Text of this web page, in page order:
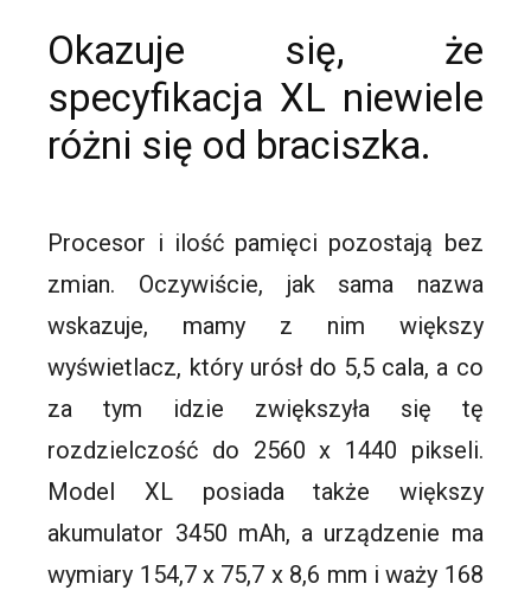
Okazuje się, że
specyfikacja XL niewiele
różni się od braciszka.
Procesor i ilość pamięci pozostają bez
zmian. Oczywiście, jak sama nazwa
wskazuje, mamy z nim większy
wyświetlacz, który urósł do 5,5 cala, a co
za tym idzie zwiększyła się tę
rozdzielczość do 2560 x 1440 pikseli.
Model XL posiada także większy
akumulator 3450 mAh, a urządzenie ma
wymiary 154,7 x 75,7 x 8,6 mm i waży 168